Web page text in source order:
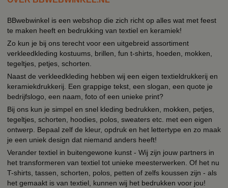
BBwebwinkel is een webshop die zich richt op alles wat met feest
te maken heeft en bedrukking van textiel en keramiek!
Zo kun je bij ons terecht voor een uitgebreid assortiment
verkleedkleding kostuums, brillen, fun t-shirts, hoeden, mokken,
tegeltjes, petjes, schorten.
Naast de verkleedkleding hebben wij een eigen textieldrukkerij en
keramiekdrukkerij. Een grappige tekst, een slogan, een quote je
bedrijfslogo, een naam, foto of een unieke print?
Bij ons kun je simpel en snel kleding bedrukken, mokken, petjes,
tegeltjes, schorten, hoodies, polos, sweaters etc. met een eigen
ontwerp. Bepaal zelf de kleur, opdruk en het lettertype en zo maak
je een uniek design dat niemand anders heeft!
Verander textiel in buitengewone kunst - Wij zijn jouw partners in
het transformeren van textiel tot unieke meesterwerken. Of het nu
T-shirts, tassen, schorten, polos, petten of zelfs koussen zijn - als
het gemaakt is van textiel, kunnen wij het bedrukken voor jou!